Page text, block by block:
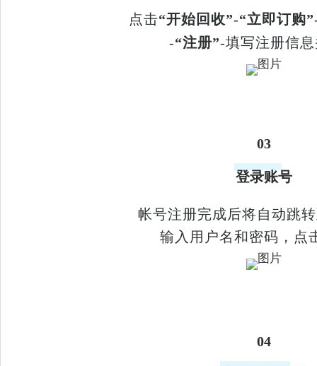
点击“开始回收”-“立即订购”
-“注册”-填写注册信
03
登录账号
帐号注册完成后将自动跳
输入用户名和密码，点
04